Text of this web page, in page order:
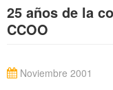
SEARCH
25 años de la
CCOO
Noviembre 2001